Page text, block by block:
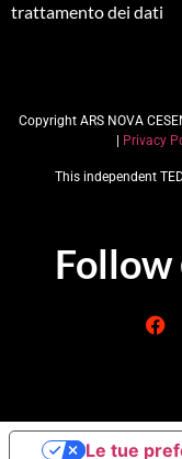
trattamento dei dati
Copyright ARS NOVA
Privacy
This independent
Follow
Le tue